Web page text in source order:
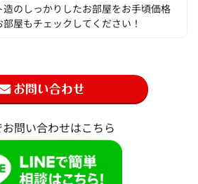
のしっかりしたお部屋をお手頃価格
屋もチェックしてください！
問い合わせはこちら